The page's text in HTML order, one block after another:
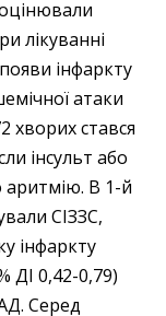
лікуванні
інфаркту
атаки
хворих стався
інсульт або
аритмію. В 1-й
СІЗЗС,
інфаркту
ДІ 0,42-0,79)
Серед